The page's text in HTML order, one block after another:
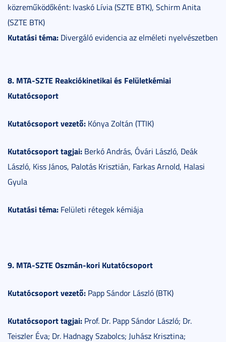
közreműködőként: Ivaskó Lívia (SZTE BTK), Schirm Anita
(SZTE BTK)
Kutatási téma: Divergáló evidencia az elméleti nyelvészetben
8. MTA-SZTE Reakciókinetikai és Felületkémiai
Kutatócsoport
Kutatócsoport vezető: Kónya Zoltán (TTIK)
Kutatócsoport tagjai: Berkó András, Óvári László, Deák
László, Kiss János, Palotás Krisztián, Farkas Arnold, Halasi
Gyula
Kutatási téma: Felületi rétegek kémiája
9. MTA-SZTE Oszmán-kori Kutatócsoport
Kutatócsoport vezető: Papp Sándor László (BTK)
Kutatócsoport tagjai: Prof. Dr. Papp Sándor László; Dr.
Teiszler Éva; Dr. Hadnagy Szabolcs; Juhász Krisztina;